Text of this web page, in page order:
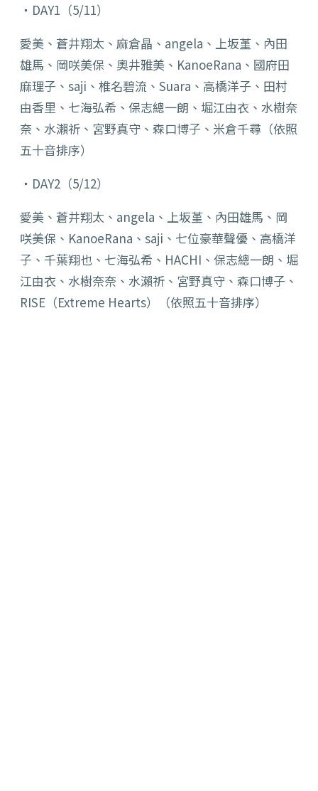
‧DAY1（5/11）
愛美、蒼井翔太、麻倉晶、angela、上坂堇、內田
雄馬、 岡咲美保、奧井雅美、KanoeRana、國府田
麻理子、 saji、椎名碧流、Suara、高橋洋子、田村
由香里、 七海弘希、保志總一朗、堀江由衣、水樹奈
奈、水瀨祈、宮野真守、 森口博子、米倉千尋（依照
五十音排序）
‧DAY2（5/12）
愛美、蒼井翔太、angela、上坂堇、內田雄馬、岡
咲美保、 KanoeRana、saji、七位豪華聲優、高橋洋
子、 千葉翔也、七海弘希、HACHI、保志總一朗、堀
江由衣、 水樹奈奈、水瀨祈、宮野真守、森口博子、
RISE（Extreme Hearts）（依照五十音排序）